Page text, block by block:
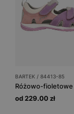
BARTEK / 84413-85
od 229.00 zł